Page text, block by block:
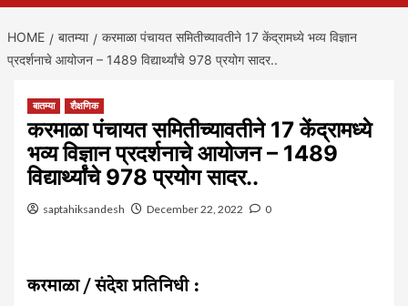
HOME बातम्या
करमाळा पंचायत समितीच्यावतीने 17 केंद्रामध्ये भव्य विज्ञान
प्रदर्शनाचे आयोजन – 1489 विद्यार्थ्यांचे 978 प्रयोग सादर..
बातम्या शैक्षणिक
करमाळा पंचायत समितीच्यावतीने 17 केंद्रामध्ये
भव्य विज्ञान प्रदर्शनाचे आयोजन – 1489
विद्यार्थ्यांचे 978 प्रयोग सादर..
saptahiksandesh December 22, 2022 0
करमाळा / संदेश प्रतिनिधी :